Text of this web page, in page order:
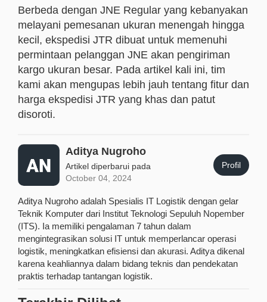
Berbeda dengan JNE Regular yang kebanyakan
melayani pemesanan ukuran menengah hingga
kecil, ekspedisi JTR dibuat untuk memenuhi
permintaan pelanggan JNE akan pengiriman
kargo ukuran besar. Pada artikel kali ini, tim
kami akan mengupas lebih jauh tentang fitur dan
harga ekspedisi JTR yang khas dan patut
disoroti.
Aditya Nugroho
Artikel diperbarui pada
October 04, 2024
Profil
Aditya Nugroho adalah Spesialis IT Logistik dengan gelar
Teknik Komputer dari Institut Teknologi Sepuluh Nopember
(ITS). Ia memiliki pengalaman 7 tahun dalam
mengintegrasikan solusi IT untuk memperlancar operasi
logistik, meningkatkan efisiensi dan akurasi. Aditya dikenal
karena keahliannya dalam bidang teknis dan pendekatan
praktis terhadap tantangan logistik.